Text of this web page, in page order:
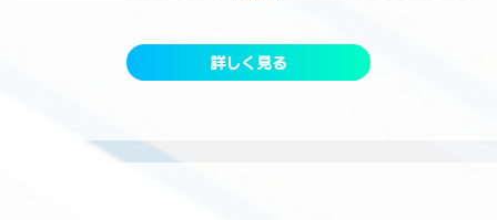
詳しく見る